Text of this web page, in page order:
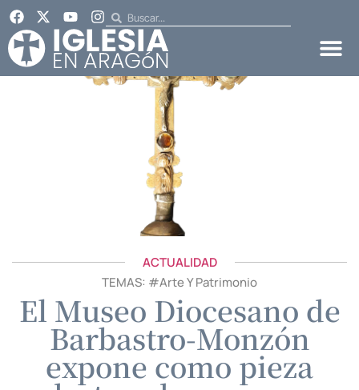
ACTUALIDAD
TEMAS: #Arte Y Patrimonio
El Museo Diocesano de
Barbastro-Monzón
expone como pieza